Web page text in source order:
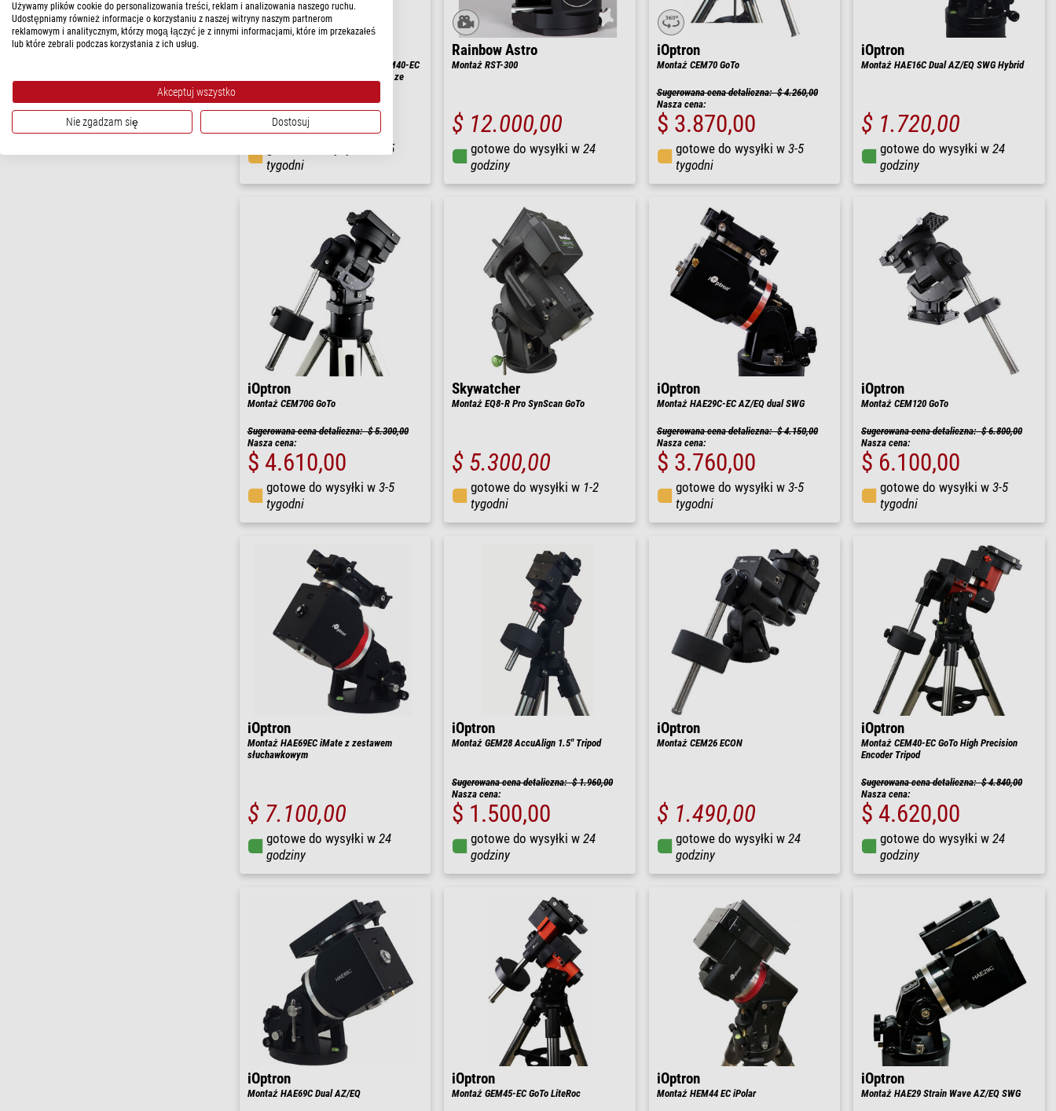
Montaż Wysokiej jakości motaż CEM40-EC
GoTo z prcyzyjnymi enkoderami oraz ze
$ 5.300,00
3-5
tygodni
Rainbow Astro
Montaż RST-300
$ 12.000,00
gotowe do wysyłki w 24
godziny
iOptron
Montaż CEM70 GoTo
Sugerowana cena detaliczna: $ 4.260,00
Nasza cena:
$ 3.870,00
gotowe do wysyłki w 3-5
tygodni
iOptron
Montaż HAE16C Dual AZ/EQ SWG Hybrid
$ 1.720,00
gotowe do wysyłki w 24
godziny
iOptron
Montaż CEM70G GoTo
Sugerowana cena detaliczna: $ 5.300,00
Nasza cena:
$ 4.610,00
gotowe do wysyłki w 3-5
tygodni
Skywatcher
Montaż EQ8-R Pro SynScan GoTo
$ 5.300,00
gotowe do wysyłki w 1-2
tygodni
iOptron
Montaż HAE29C-EC AZ/EQ dual SWG
Sugerowana cena detaliczna: $ 4.150,00
Nasza cena:
$ 3.760,00
gotowe do wysyłki w 3-5
tygodni
iOptron
Montaż CEM120 GoTo
Sugerowana cena detaliczna: $ 6.800,00
Nasza cena:
$ 6.100,00
gotowe do wysyłki w 3-5
tygodni
iOptron
Montaż HAE69EC iMate z zestawem
słuchawkowym
$ 7.100,00
gotowe do wysyłki w 24
godziny
iOptron
Montaż GEM28 AccuAlign 1.5" Tripod
Sugerowana cena detaliczna: $ 1.960,00
Nasza cena:
$ 1.500,00
gotowe do wysyłki w 24
godziny
iOptron
Montaż CEM26 ECON
$ 1.490,00
gotowe do wysyłki w 24
godziny
iOptron
Montaż CEM40-EC GoTo High Precision
Encoder Tripod
Sugerowana cena detaliczna: $ 4.840,00
Nasza cena:
$ 4.620,00
gotowe do wysyłki w 24
godziny
iOptron
Montaż HAE69C Dual AZ/EQ
iOptron
Montaż GEM45-EC GoTo LiteRoc
iOptron
Montaż HEM44 EC iPolar
iOptron
Montaż HAE29 Strain Wave AZ/EQ SWG
Używamy plików cookie do personalizowania treści, reklam i analizowania naszego ruchu.
Udostępniamy również informacje o korzystaniu z naszej witryny naszym partnerom
reklamowym i analitycznym, którzy mogą łączyć je z innymi informacjami, które im przekazałeś
lub które zebrali podczas korzystania z ich usług.
Akceptuj wszystko
Nie zgadzam się Dostosuj